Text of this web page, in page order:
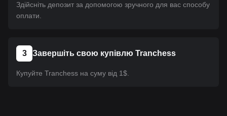
Здійсніть депозит за допомогою зручного для вас способу
оплати.
3 Завершіть свою купівлю Tranchess
Купуйте Tranchess на суму від 1$.